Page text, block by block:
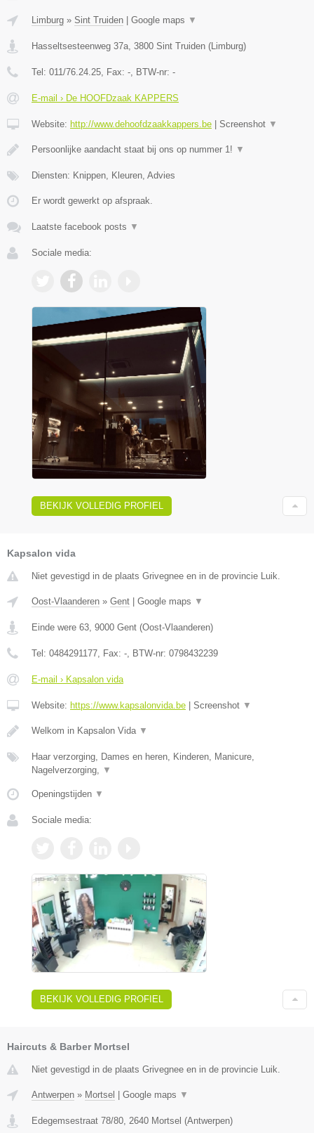
Limburg » Sint Truiden Google maps ▼
Hasseltsesteenweg 37a, 3800 Sint Truiden (Limburg)
Tel: 011/76.24.25, Fax: -, BTW-nr: -
E-mail › De HOOFDzaak KAPPERS
Website: http://www.dehoofdzaakkappers.be Screenshot ▼
Persoonlijke aandacht staat bij ons op nummer 1! ▼
Diensten: Knippen, Kleuren, Advies
Er wordt gewerkt op afspraak.
Laatste facebook posts ▼
Sociale media:
BEKIJK VOLLEDIG PROFIEL
Kapsalon vida
Niet gevestigd in de plaats Grivegnee en in de provincie Luik.
Oost-Vlaanderen » Gent Google maps ▼
Einde were 63, 9000 Gent (Oost-Vlaanderen)
Tel: 0484291177, Fax: -, BTW-nr: 0798432239
E-mail › Kapsalon vida
Website: https://www.kapsalonvida.be Screenshot ▼
Welkom in Kapsalon Vida ▼
Haar verzorging, Dames en heren, Kinderen, Manicure,
Nagelverzorging, ▼
Openingstijden ▼
Sociale media:
BEKIJK VOLLEDIG PROFIEL
Haircuts & Barber Mortsel
Niet gevestigd in de plaats Grivegnee en in de provincie Luik.
Antwerpen » Mortsel Google maps ▼
Edegemsestraat 78/80, 2640 Mortsel (Antwerpen)